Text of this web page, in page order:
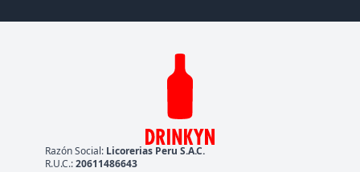
Razón Social: Licorerias Peru S.A.C.
R.U.C.:20611486643